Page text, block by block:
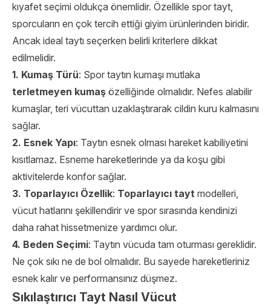
kıyafet seçimi oldukça önemlidir. Özellikle spor tayt,
sporcuların en çok tercih ettiği giyim ürünlerinden biridir.
Ancak ideal taytı seçerken belirli kriterlere dikkat
edilmelidir.
1. Kumaş Türü: Spor taytın kumaşı mutlaka
terletmeyen kumaş özelliğinde olmalıdır. Nefes alabilir
kumaşlar, teri vücuttan uzaklaştırarak cildin kuru kalmasını
sağlar.
2. Esnek Yapı: Taytın esnek olması hareket kabiliyetini
kısıtlamaz. Esneme hareketlerinde ya da koşu gibi
aktivitelerde konfor sağlar.
3. Toparlayıcı Özellik: Toparlayıcı tayt modelleri,
vücut hatlarını şekillendirir ve spor sırasında kendinizi
daha rahat hissetmenize yardımcı olur.
4. Beden Seçimi: Taytın vücuda tam oturması gereklidir.
Ne çok sıkı ne de bol olmalıdır. Bu sayede hareketleriniz
esnek kalır ve performansınız düşmez.
Sıkılaştırıcı Tayt Nasıl Vücut